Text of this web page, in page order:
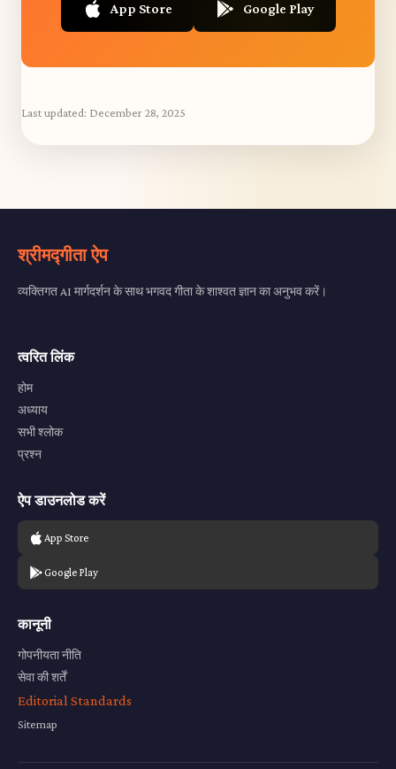
App Store Google Play
Last updated: December 28, 2025
श्रीमद्गीता ऐप
व्यक्तिगत AI मार्गदर्शन के साथ भगवद गीता के शाश्वत ज्ञान का अनुभव करें।
त्वरित लिंक
होम
अध्याय
सभी श्लोक
प्रश्न
ऐप डाउनलोड करें
App Store
Google Play
कानूनी
गोपनीयता नीति
सेवा की शर्तें
Editorial Standards
Sitemap